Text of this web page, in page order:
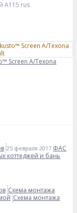
А115 rus
Screen A/Texona
25 февраля 2017 ФАС
коттеджей и бань
Схема монтажа
Схема монтажа